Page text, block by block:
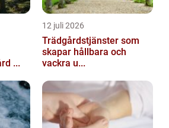
...
12 juli 2026
Trädgårdstjänster som
skapar hållbara och
vackra u...